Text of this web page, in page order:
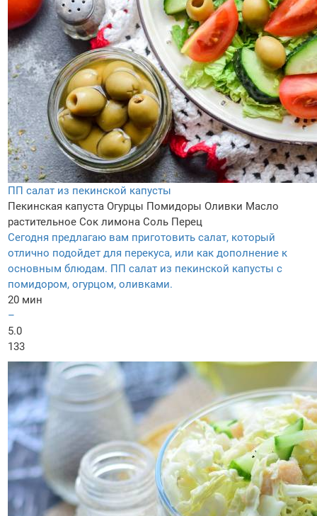
ПП салат из пекинской капусты
Пекинская капуста Огурцы Помидоры Оливки Масло
растительное Сок лимона Соль Перец
Сегодня предлагаю вам приготовить салат, который
отлично подойдет для перекуса, или как дополнение к
основным блюдам. ПП салат из пекинской капусты с
помидором, огурцом, оливками.
20 мин
–
5.0
133